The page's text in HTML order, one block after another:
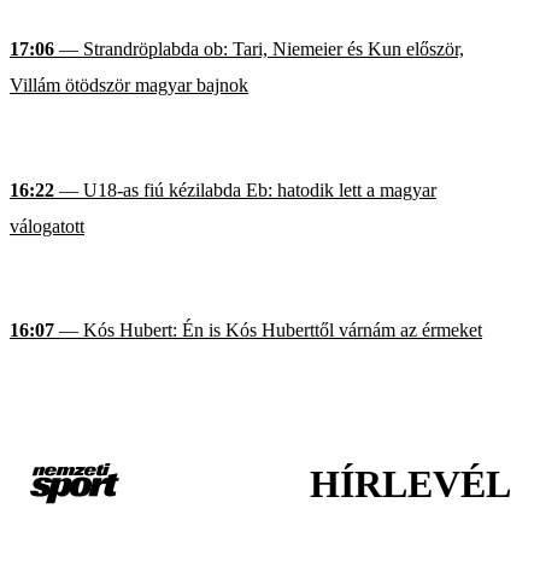
17:06 — Strandröplabda ob: Tari, Niemeier és Kun először,
Villám ötödször magyar bajnok
16:22 — U18-as fiú kézilabda Eb: hatodik lett a magyar
válogatott
16:07 — Kós Hubert: Én is Kós Huberttől várnám az érmeket
HÍRLEVÉL